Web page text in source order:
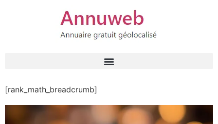
[rank_math_breadcrumb]